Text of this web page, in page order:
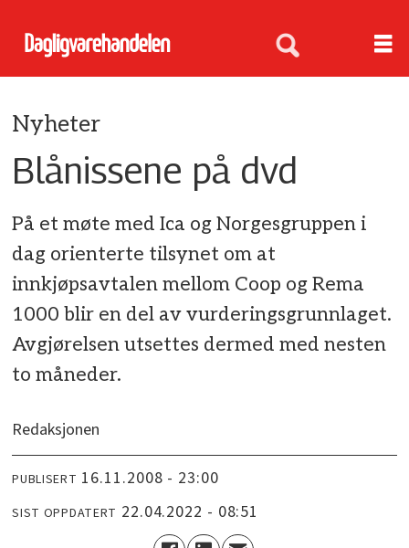
Nyheter
Blånissene på dvd
På et møte med Ica og Norgesgruppen i
dag orienterte tilsynet om at
innkjøpsavtalen mellom Coop og Rema
1000 blir en del av vurderingsgrunnlaget.
Avgjørelsen utsettes dermed med nesten
to måneder.
Redaksjonen
PUBLISERT 16.11.2008 - 23:00
SIST OPPDATERT 22.04.2022 - 08:51